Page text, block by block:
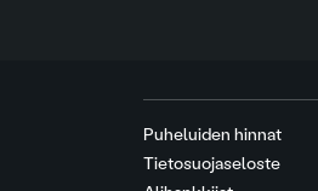
Puheluiden hinnat
Tietosuojaseloste